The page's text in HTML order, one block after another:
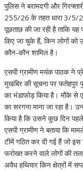
पुलिस ने बरामदगी और
255/26 के तहत धारा 3/5/
पूछताछ की जा रही है ताकि
किए जा चुके हैं, किन लोगों को
कौन-कौन शामिल है।
एसपी ग्रामीण मयंक पाठक ने
मुखबिर की सूचना पर
का भंडाफोड़ किया है। मौके से
का सरगना माना जा रहा है।
किया है कि उसने कुछ दिन पहले
एसपी ग्रामीण ने बताया कि
टीमें गठित कर दी गई हैं जो
फरोख्त करने वाले लोगों की
अवैध हथियार किन क्षेत्रों में